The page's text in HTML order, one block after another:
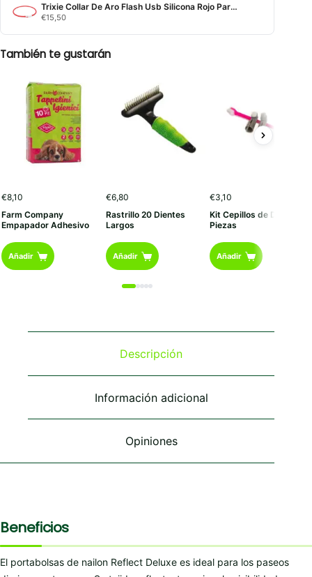
Trixie Collar De Aro Flash Usb Silicona Rojo Para Perros
€15,50
También te gustarán
€8,10
Farm Company
Empapador Adhesivo
Añadir
€6,80
Rastrillo 20 Dientes
Largos
Añadir
€3,10
Kit Cepillos de Dientes 3
Piezas
Añadir
Descripción
Información adicional
Opiniones
Beneficios
El portabolsas de nailon Reflect Deluxe es ideal para los paseos